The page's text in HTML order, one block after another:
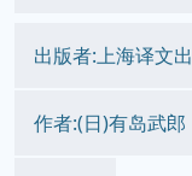
出版者:上海译文
作者:(日)有岛武郎